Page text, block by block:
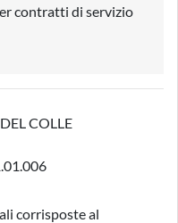
contratti di servizio
COLLE
corrisposte al